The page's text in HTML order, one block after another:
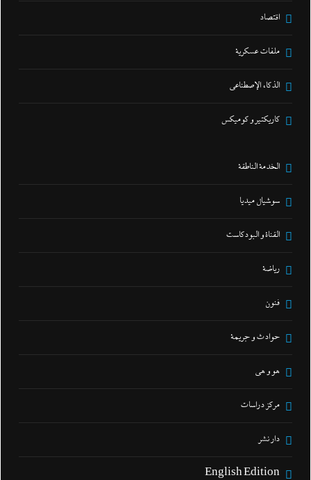
اقتصاد
ملفات عسكرية
الذكاء الإصطناعي
كاريكتير و كوميكس
الخدمة الناطقة
سوشيال ميديا
القناة و البودكاست
رياضة
فنون
حوادث و جريمة
هو و هي
مركز دراسات
دار نشر
English Edition